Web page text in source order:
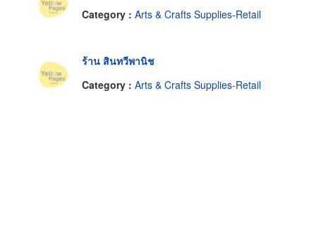
Category : Arts & Crafts Supplies-Retail
ร้าน สินทวีพานิช
Category : Arts & Crafts Supplies-Retail